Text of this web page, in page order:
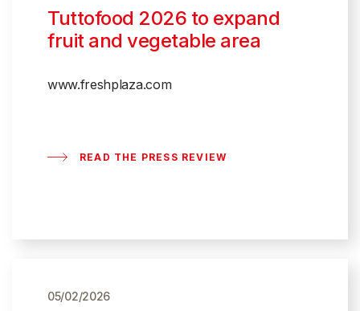
Tuttofood 2026 to expand
fruit and vegetable area
www.freshplaza.com
READ THE PRESS REVIEW
05/02/2026